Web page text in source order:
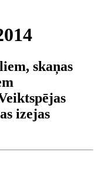
skaņas
izejas